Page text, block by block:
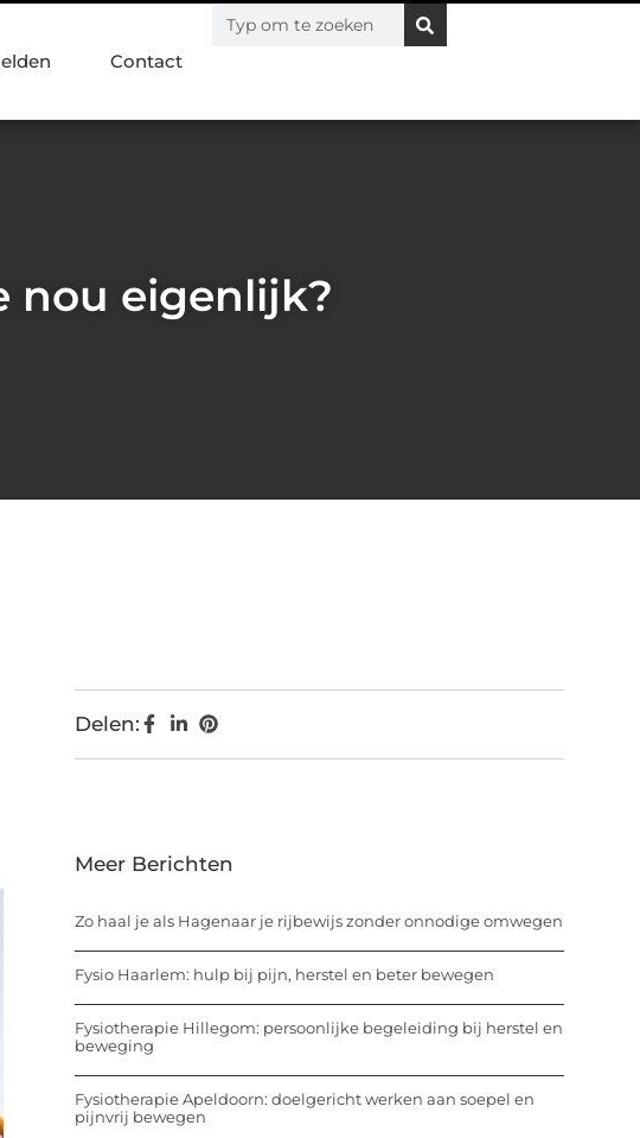
Contact
nou eigenlijk?
Delen:
Meer Berichten
Zo haal je als Hagenaar je rijbewijs zonder onnodige omwegen
Fysio Haarlem: hulp bij pijn, herstel en beter bewegen
Fysiotherapie Hillegom: persoonlijke begeleiding bij herstel en
beweging
Fysiotherapie Apeldoorn: doelgericht werken aan soepel en
pijnvrij bewegen